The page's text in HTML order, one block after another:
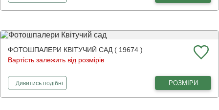
ФОТОШПАЛЕРИ КВІТУЧИЙ САД ( 19674 )
Вартість залежить від розмірів
Дивитисьфотошпалери
подібні РОЗМІРИ